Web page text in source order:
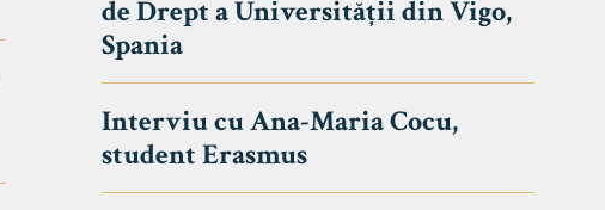
de Drept a Universității din Vigo,
Spania
Interviu cu Ana-Maria Cocu,
student Erasmus